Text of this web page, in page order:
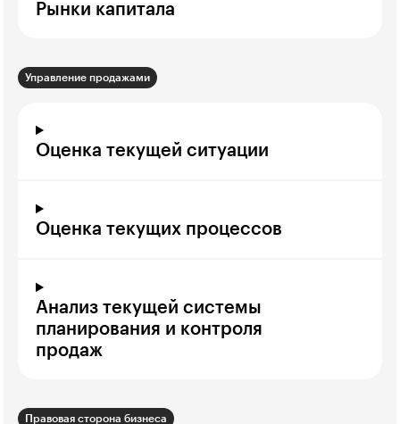
Рынки капитала
Управление продажами
Оценка текущей ситуации
Оценка текущих процессов
Анализ текущей системы
планирования и контроля
продаж
Правовая сторона бизнеса